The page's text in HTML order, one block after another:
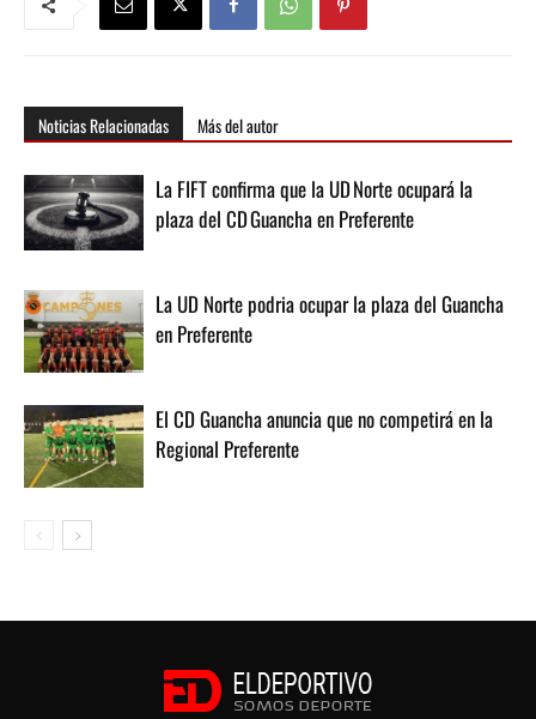
Noticias Relacionadas Más del autor
La FIFT confirma que la UD Norte ocupará la
plaza del CD Guancha en Preferente
La UD Norte podria ocupar la plaza del Guancha
en Preferente
El CD Guancha anuncia que no competirá en la
Regional Preferente